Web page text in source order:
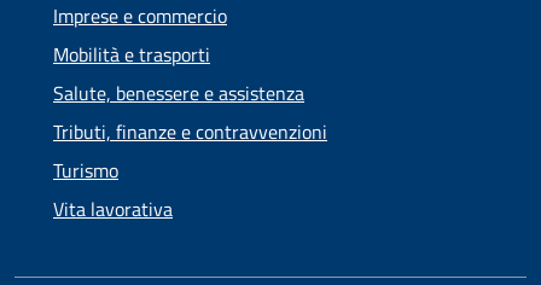
Imprese e commercio
Mobilità e trasporti
Salute, benessere e assistenza
Tributi, finanze e contravvenzioni
Turismo
Vita lavorativa